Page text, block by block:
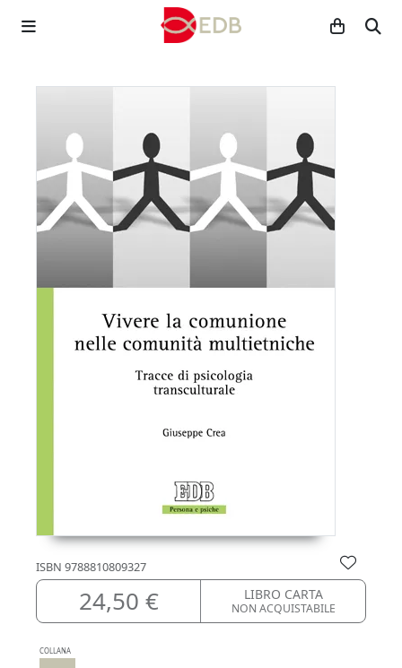
ISBN 9788810809327
24,50 € LIBRO CARTA
NON ACQUISTABILE
COLLANA